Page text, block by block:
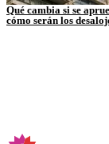
Qué cambia si se
cómo serán los